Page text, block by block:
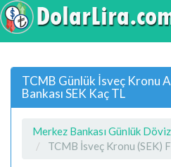
TCMB Günlük İsveç Kronu
Bankası SEK Kaç TL
Merkez Bankası Günlük
TCMB İsveç Kronu (SEK)